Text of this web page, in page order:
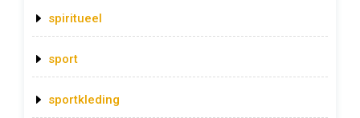
spiritueel
sport
sportkleding